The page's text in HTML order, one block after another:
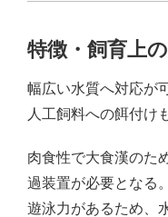
特徴・飼育上
幅広い水質へ対応が
人工飼料への餌付け
肉食性で大食漢のた
過装置が必要となる。
遊泳力があるため、